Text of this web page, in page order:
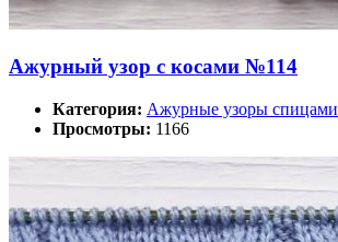
Ажурный узор с косами №114
Категория: Ажурные узоры спицами
Просмотры: 1166